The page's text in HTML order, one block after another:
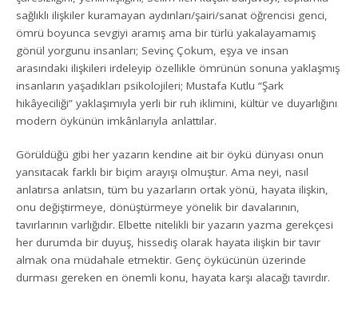
sağlıklı ilişkiler kuramayan aydınları/şairi/sanat öğrencisi genci,
ömrü boyunca sevgiyi aramış ama bir türlü yakalayamamış
gönül yorgunu insanları; Sevinç Çokum, eşya ve insan
arasındaki ilişkileri irdeleyip özellikle ömrünün sonuna yaklaşmış
insanların yaşadıkları psikolojileri; Mustafa Kutlu “Şark
hikâyeciliği” yaklaşımıyla yerli bir ruh iklimini, kültür ve duyarlığını
modern öykünün imkânlarıyla anlattılar.
Görüldüğü gibi her yazarın kendine ait bir öykü dünyası onun
yansıtacak farklı bir biçim arayışı olmuştur. Ama neyi, nasıl
anlatırsa anlatsın, tüm bu yazarların ortak yönü, hayata ilişkin,
onu değiştirmeye, dönüştürmeye yönelik bir davalarının,
tavırlarının varlığıdır. Elbette nitelikli bir yazarın yazma gerekçesi
her durumda bir duyuş, hissediş olarak hayata ilişkin bir tavır
almak ona müdahale etmektir. Genç öykücünün üzerinde
durması gereken en önemli konu, hayata karşı alacağı tavırdır.